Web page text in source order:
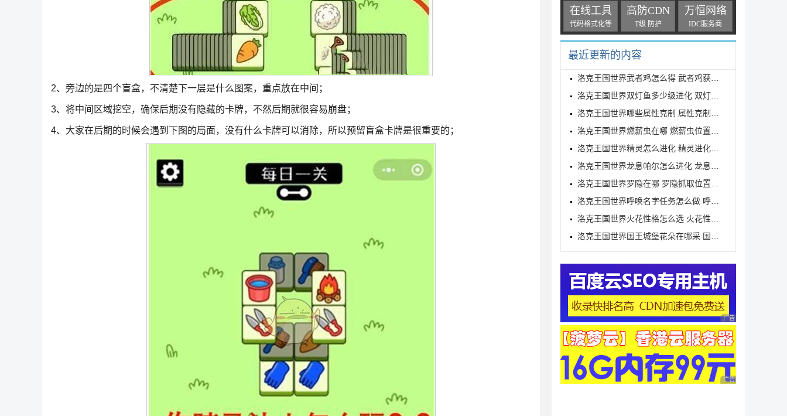
2、旁边的是四个盲盒，不清楚下一层是什么图案，重点放在中间；
3、将中间区域挖空，确保后期没有隐藏的卡牌，不然后期就很容易崩盘；
4、大家在后期的时候会遇到下图的局面，没有什么卡牌可以消除，所以预留盲盒卡牌是很重要的；
在线工具
代码格式化等
高防CDN
T级 防护
万恒网络
IDC服务商
最近更新的内容
洛克王国世界武者鸡怎么得 武者鸡获得方式
洛克王国世界双灯鱼多少级进化 双灯鱼进化等级介绍
洛克王国世界哪些属性克制 属性克制表分享
洛克王国世界燃薪虫在哪 燃薪虫位置详解
洛克王国世界精灵怎么进化 精灵进化方式
洛克王国世界龙息帕尔怎么进化 龙息帕尔进化介绍
洛克王国世界罗隐在哪 罗隐抓取位置分享
洛克王国世界呼唤名字任务怎么做 呼唤名字任务完成方
洛克王国世界火花性格怎么选 火花性格推荐
洛克王国世界国王城堡花朵在哪采 国王城堡全花朵采集
广告 商业广告，理性
广告 商业广告，理性